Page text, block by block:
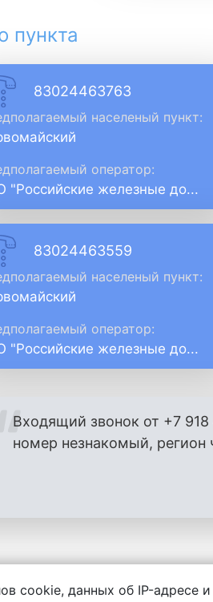
пункта
83024463763
населеный пункт:
оператор:
"Российские железные до...
83024463559
населеный пункт:
оператор:
"Российские железные до...
Входящий звонок от +7
номер незнакомый,
комментариев,
cookie, данных об IP-